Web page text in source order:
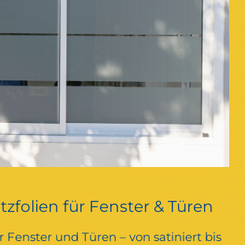
für Fenster & Türen
Fenster und Türen – von satiniert bis